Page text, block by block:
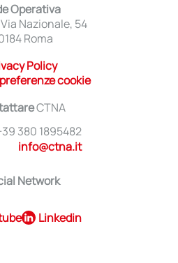
Operativa
Nazionale, 54
Roma
Policy
cookie
CTNA
380 1895482
info@ctna.it
Network
Linkedin